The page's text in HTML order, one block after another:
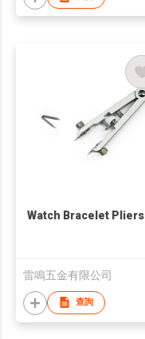
Watch Bracelet Pliers
雷鳴五金有限公司
查詢